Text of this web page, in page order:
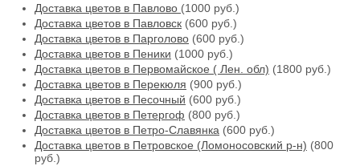
Доставка цветов в Павлово (1000 руб.)
Доставка цветов в Павловск (600 руб.)
Доставка цветов в Парголово (600 руб.)
Доставка цветов в Пеники (1000 руб.)
Доставка цветов в Первомайское ( Лен. обл) (1800 руб.)
Доставка цветов в Перекюля (900 руб.)
Доставка цветов в Песочный (600 руб.)
Доставка цветов в Петергоф (800 руб.)
Доставка цветов в Петро-Славянка (600 руб.)
Доставка цветов в Петровское (Ломоносовский р-н) (800
руб.)